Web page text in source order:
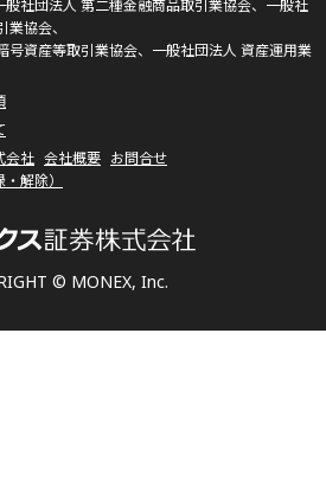
© MONEX, Inc.
般社団法人 第二種金融商品取引業協会、一般社
協会、
号資産等取引業協会、一般社団法人 資産運用業
会社 会社概要 お問合せ
解除）